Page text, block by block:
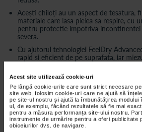
Acest site utilizează cookie-uri
Pe lângă cookie-urile care sunt strict necesare
site web, folosim cookie-uri care ne ajută să
pe site-ul nostru și ajută la îmbunătățirea
ul, de exemplu, făcând rezultatele să fie mai
pentru a măsura performanța site-ului nostru.
instrumente de urmărire pentru a oferi publicitate
obiceiurilor dvs. de navigare.
Acești chiloți au un aspect de tesatura,
materiale care lasa pielea sa respire, cu
pentru protectie impotriva incontinentei
severa.
Cu ajutorul tehnologiei FeelDry
rapid si eficient de pe suprafata, iar
Cu bariere impotriva scurgerilor pentru
neutralizant al mirosului pentru discreție,
folosinta pentru incontinenta încurajeaza o
Protectie tripla pentru sanatatea pielii
FeelDry Advanced™